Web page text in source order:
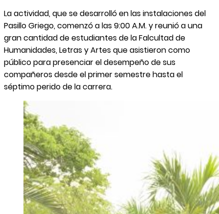
La actividad, que se desarrolló en las instalaciones del
Pasillo Griego, comenzó a las 9:00 A.M. y reunió a una
gran cantidad de estudiantes de la Falcultad de
Humanidades, Letras y Artes que asistieron como
público para presenciar el desempeño de sus
compañeros desde el primer semestre hasta el
séptimo perido de la carrera.